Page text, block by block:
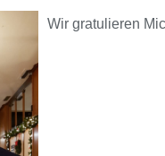
Wir gratulieren